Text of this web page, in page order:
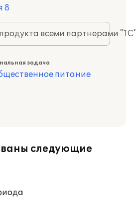
8
всеми партнерами
задача
питание
следующие